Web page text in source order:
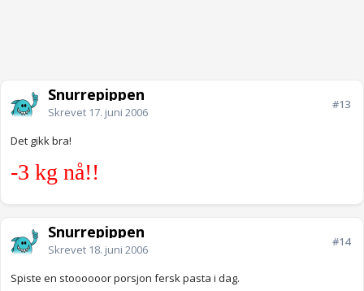
Snurrepippen
Skrevet 17. juni 2006
#13
Det gikk bra!
-3 kg nå!!
Snurrepippen
Skrevet 18. juni 2006
#14
Spiste en stoooooor porsjon fersk pasta i dag.